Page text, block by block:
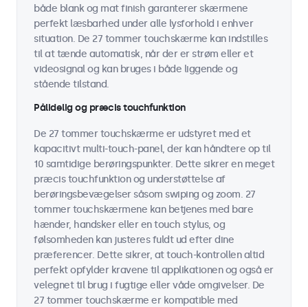
både blank og mat finish garanterer skærmene
perfekt læsbarhed under alle lysforhold i enhver
situation. De 27 tommer touchskærme kan indstilles
til at tænde automatisk, når der er strøm eller et
videosignal og kan bruges i både liggende og
stående tilstand.
Pålidelig og præcis touchfunktion
De 27 tommer touchskærme er udstyret med et
kapacitivt multi-touch-panel, der kan håndtere op til
10 samtidige berøringspunkter. Dette sikrer en meget
præcis touchfunktion og understøttelse af
berøringsbevægelser såsom swiping og zoom. 27
tommer touchskærmene kan betjenes med bare
hænder, handsker eller en touch stylus, og
følsomheden kan justeres fuldt ud efter dine
præferencer. Dette sikrer, at touch-kontrollen altid
perfekt opfylder kravene til applikationen og også er
velegnet til brug i fugtige eller våde omgivelser. De
27 tommer touchskærme er kompatible med